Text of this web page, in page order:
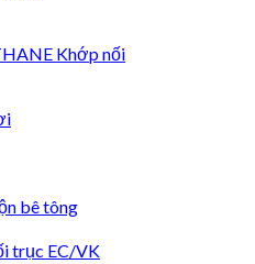
Khớp nối
bê tông
trục EC/VK